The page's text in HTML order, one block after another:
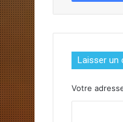
Laisser un
Votre